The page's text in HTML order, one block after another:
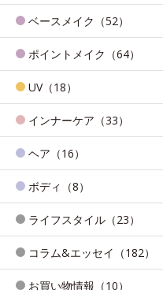
ベースメイク（52）
ポイントメイク（64）
UV（18）
インナーケア（33）
ヘア（16）
ボディ（8）
ライフスタイル（23）
コラム&エッセイ（182）
お買い物情報（10）